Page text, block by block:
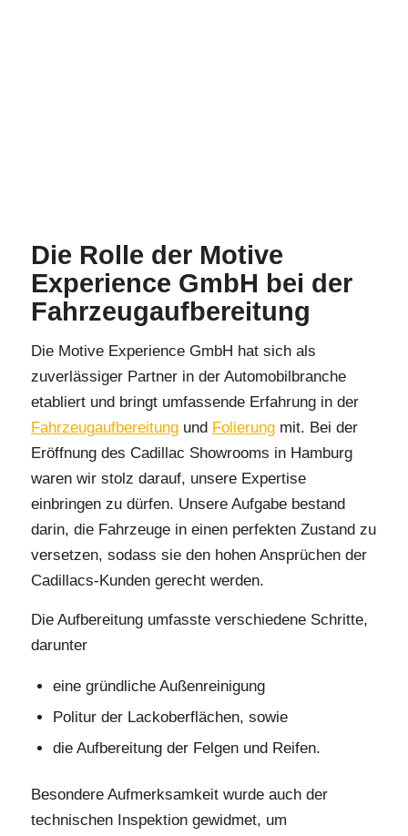
Die Rolle der Motive
Experience GmbH bei der
Fahrzeugaufbereitung
Die Motive Experience GmbH hat sich als
zuverlässiger Partner in der Automobilbranche
etabliert und bringt umfassende Erfahrung in der
Fahrzeugaufbereitungund Folierungmit. Bei der
Eröffnung des Cadillac Showrooms in Hamburg
waren wir stolz darauf, unsere Expertise
einbringen zu dürfen. Unsere Aufgabe bestand
darin, die Fahrzeuge in einen perfekten Zustand zu
versetzen, sodass sie den hohen Ansprüchen der
Cadillacs-Kunden gerecht werden.
Die Aufbereitung umfasste verschiedene Schritte,
darunter
eine gründliche Außenreinigung
Politur der Lackoberflächen, sowie
die Aufbereitung der Felgen und Reifen.
Besondere Aufmerksamkeit wurde auch der
technischen Inspektion gewidmet, um